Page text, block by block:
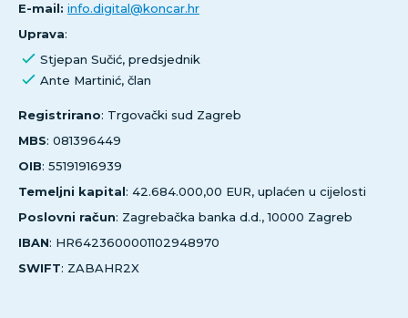
E-mail: info.digital@koncar.hr
Uprava:
Stjepan Sučić, predsjednik
Ante Martinić, član
Registrirano: Trgovački sud Zagreb
MBS: 081396449
OIB: 55191916939
Temeljni kapital: 42.684.000,00 EUR, uplaćen u cijelosti
Poslovni račun: Zagrebačka banka d.d., 10000 Zagreb
IBAN: HR6423600001102948970
SWIFT: ZABAHR2X